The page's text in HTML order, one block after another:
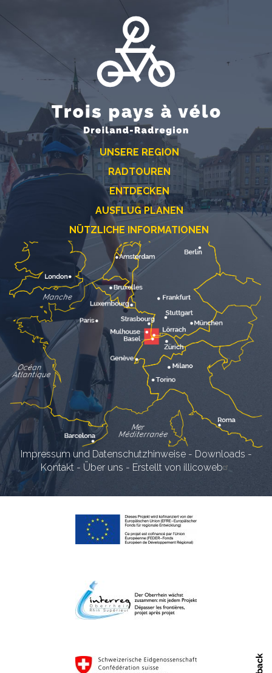
UNSERE REGION
RADTOUREN
ENTDECKEN
AUSFLUG PLANEN
NÜTZLICHE INFORMATIONEN
Impressum und Datenschutzhinweise- Downloads -
Kontakt - Über uns - Erstellt von illicoweb